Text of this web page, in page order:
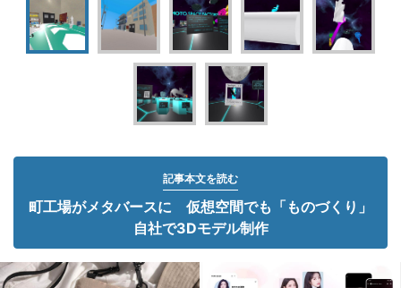
記事本文を読む
町工場がメタバースに 仮想空間でも「ものづくり」
自社で3Dモデル制作